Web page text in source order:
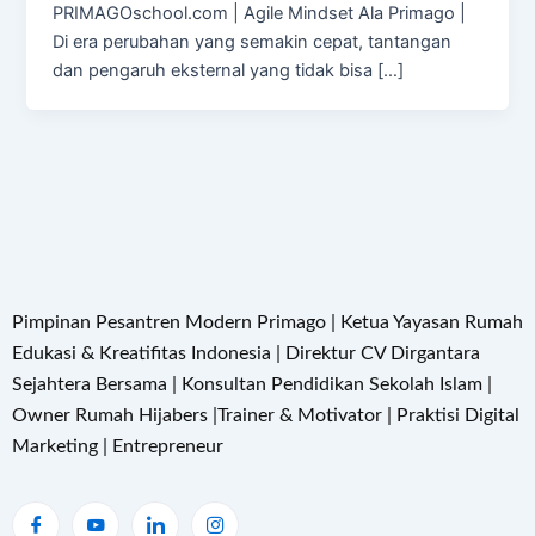
PRIMAGOschool.com | Agile Mindset Ala Primago |
Di era perubahan yang semakin cepat, tantangan
dan pengaruh eksternal yang tidak bisa […]
Pimpinan Pesantren Modern Primago | Ketua Yayasan Rumah
Edukasi & Kreatifitas Indonesia | Direktur CV Dirgantara
Sejahtera Bersama | Konsultan Pendidikan Sekolah Islam |
Owner Rumah Hijabers |Trainer & Motivator | Praktisi Digital
Marketing | Entrepreneur